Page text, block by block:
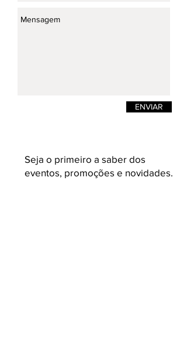
ENVIAR
Seja o primeiro a saber dos
eventos, promoções e novidades.